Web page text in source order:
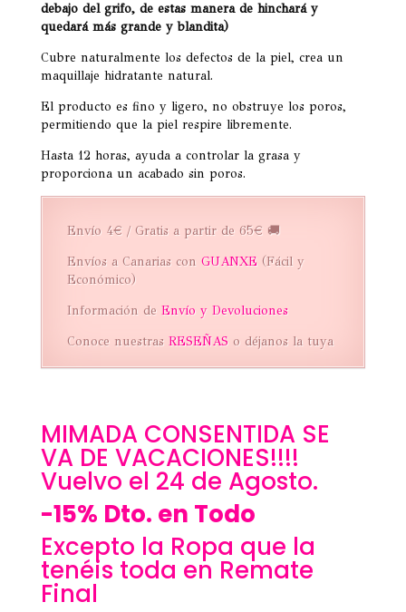
debajo del grifo, de estas manera de hinchará y
quedará más grande y blandita)
Cubre naturalmente los defectos de la piel, crea un
maquillaje hidratante natural.
El producto es fino y ligero, no obstruye los poros,
permitiendo que la piel respire libremente.
Hasta 12 horas, ayuda a controlar la grasa y
proporciona un acabado sin poros.
Envío 4€ / Gratis a partir de 65€ 🚚
Envíos a Canarias con GUANXE(Fácil y
Económico)
Información de Envío y Devoluciones
Conoce nuestras RESEÑASo déjanos la tuya
MIMADA CONSENTIDA SE
VA DE VACACIONES!!!!
Vuelvo el 24 de Agosto.
-15% Dto. en Todo
Excepto la Ropa que la
tenéis toda en Remate
Final